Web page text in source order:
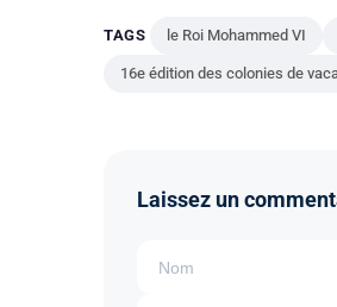
TAGS le Roi Mohammed VI
16e édition des colonies de
Laissez un